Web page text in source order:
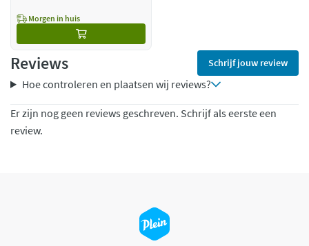
Morgen in huis
Reviews Schrijf jouw review
Hoe controleren en plaatsen wij reviews?
Er zijn nog geen reviews geschreven. Schrijf als eerste een
review.